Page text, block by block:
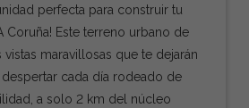
perfecta para construir tu
Coruña! Este terreno urbano de
vistas maravillosas que te dejarán
despertar cada día rodeado de
a solo 2 km del núcleo